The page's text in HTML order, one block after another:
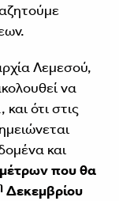
Λεμεσού,
να
ότι στις
και
που θα
Δεκεμβρίου